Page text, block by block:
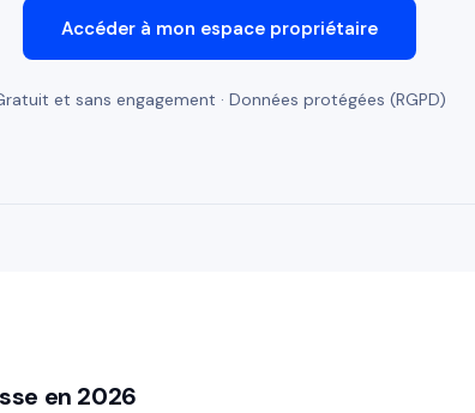
Accéder à mon espace propriétaire
et sans engagement · Données protégées (RGPD)
en 2026